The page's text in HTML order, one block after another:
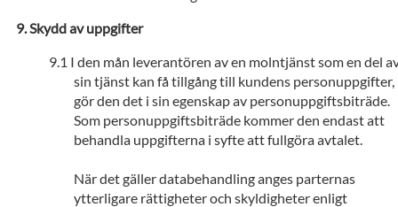
Skydd av uppgifter
I den mån leverantören av en molntjänst som en del
sin tjänst kan få tillgång till kundens personuppgifter,
gör den det i sin egenskap av personuppgiftsbiträde.
Som personuppgiftsbiträde kommer den endast att
behandla uppgifterna i syfte att fullgöra avtalet.
När det gäller databehandling anges parternas
ytterligare rättigheter och skyldigheter enligt